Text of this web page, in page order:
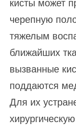
черепную
тяжелым
ближайших
вызванные
поддаются
Для их